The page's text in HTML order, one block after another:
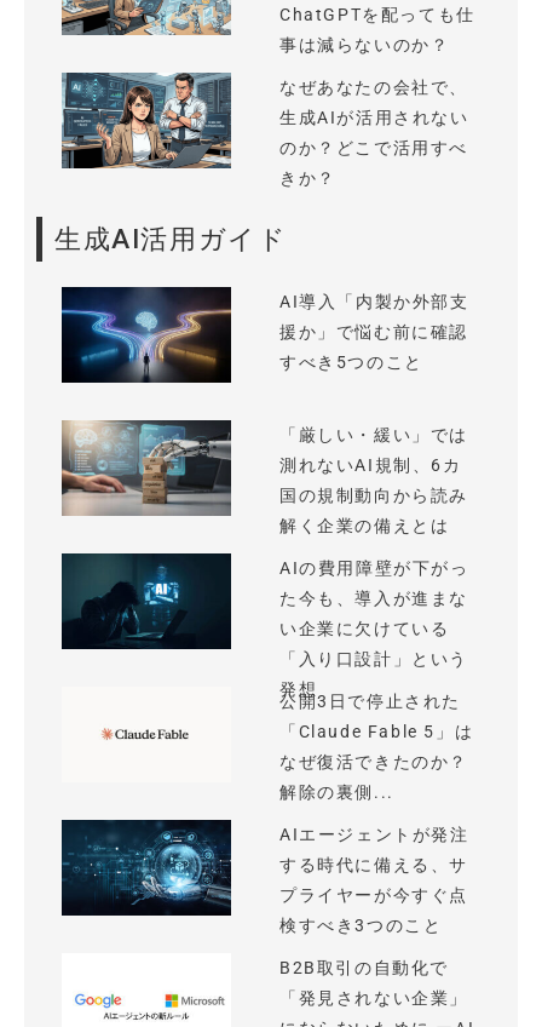
ChatGPTを配っても仕
事は減らないのか？
なぜあなたの会社で、
生成AIが活用されない
のか？どこで活用すべ
きか？
生成AI活用ガイド
AI導入「内製か外部支
援か」で悩む前に確認
すべき5つのこと
「厳しい・緩い」では
測れないAI規制、6カ
国の規制動向から読み
解く企業の備えとは
AIの費用障壁が下がっ
た今も、導入が進まな
い企業に欠けている
「入り口設計」という
発想
公開3日で停止された
「Claude Fable 5」は
なぜ復活できたのか？
解除の裏側...
AIエージェントが発注
する時代に備える、サ
プライヤーが今すぐ点
検すべき3つのこと
B2B取引の自動化で
「発見されない企業」